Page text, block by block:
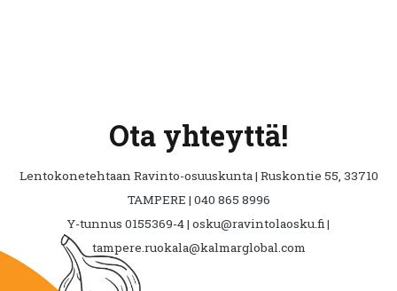
Ota yhteyttä!
Lentokonetehtaan Ravinto-osuuskunta | Ruskontie 55, 33710
TAMPERE | 040 865 8996
Y-tunnus 0155369-4 | osku@ravintolaosku.fi |
tampere.ruokala@kalmarglobal.com